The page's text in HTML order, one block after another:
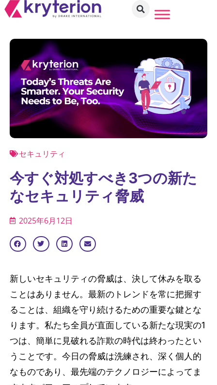
セキュリティ
今すぐ対処すべき3つの新た
なセキュリティ脅威
2025年6月12日
新しいセキュリティの脅威は、決して休みを取る
ことはありません。最新のトレンドを常に把握す
ることは、組織を守り続けるための重要な鍵とな
ります。私たち全員が直面している新たな現実の1
つは、簡単に見破れる詐欺の時代は終わったとい
うことです。今日の脅威は洗練され、深く個人的
なものであり、最先端のテクノロジーによってま